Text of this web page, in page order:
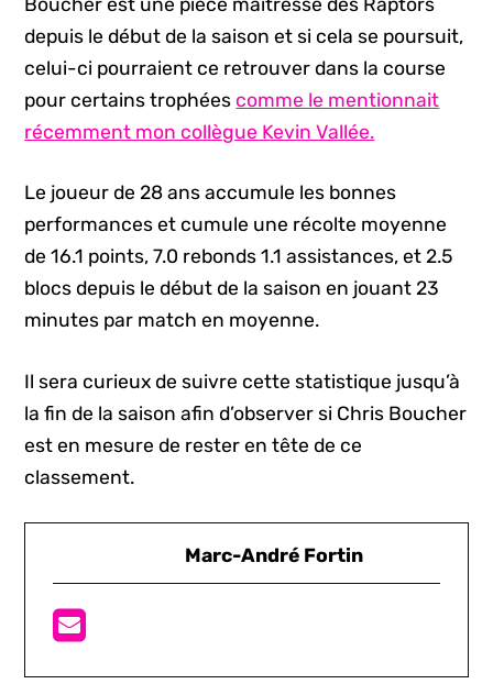
Boucher est une pièce maîtresse des Raptors
depuis le début de la saison et si cela se poursuit,
celui-ci pourraient ce retrouver dans la course
pour certains trophéescomme le mentionnait
récemment mon collègue Kevin Vallée.
Le joueur de 28 ans accumule les bonnes
performances et cumule une récolte moyenne
de 16.1 points, 7.0 rebonds 1.1 assistances, et 2.5
blocs depuis le début de la saison en jouant 23
minutes par match en moyenne.
Il sera curieux de suivre cette statistique jusqu’à
la fin de la saison afin d’observer si Chris Boucher
est en mesure de rester en tête de ce
classement.
Marc-André Fortin